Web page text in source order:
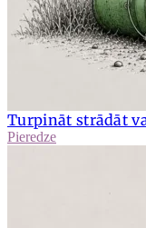
Turpināt strādāt
Pieredze